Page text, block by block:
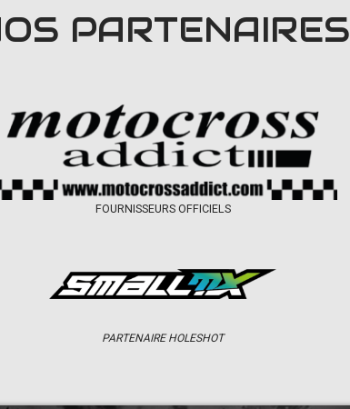
PARTENAIRES
FOURNISSEURS OFFICIELS
PARTENAIRE HOLESHOT